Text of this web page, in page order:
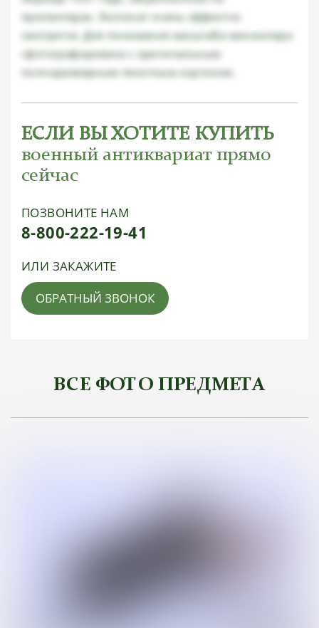
пропеллерах. Экспонат очень эффектно
смотрится. Для понимания масштаба миниатюра
сфотографирована с оригинальным
полноразмерным пехотным кортиком.
ЕСЛИ ВЫ ХОТИТЕ КУПИТЬ
военный антиквариат прямо
сейчас
ПОЗВОНИТЕ НАМ
8-800-222-19-41
ИЛИ ЗАКАЖИТЕ
ОБРАТНЫЙ ЗВОНОК
ВСЕ ФОТО ПРЕДМЕТА